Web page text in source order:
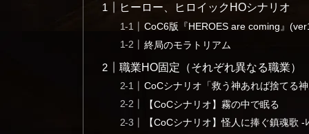
ヒーロー、ヒロイックHOシナリオ
CoC6版『HEROES are coming』
終局のモラトリアム
職業HO固定（それぞれ異なる職業）
CoCシナリオ「救う神あれば捨てる
【CoCシナリオ】霧の中で眠る
【CoCシナリオ】怪人に捧ぐ鎮魂歌 -